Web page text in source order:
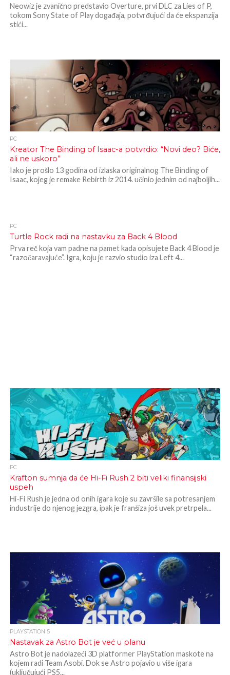
Neowiz je zvanično predstavio Overture, prvi DLC za Lies of P,
tokom Sony State of Play događaja, potvrđujući da će ekspanzija
stići...
PC
Kreator The Binding of Isaac-a potvrdio: “Novi deo? Biće,
ali ne uskoro”
Iako je prošlo 13 godina od izlaska originalnog The Binding of
Isaac, kojeg je remake Rebirth iz 2014. učinio jednim od najboljih...
PC
Turtle Rock radi na nastavku za Back 4 Blood
Prva reč koja vam padne na pamet kada opisujete Back 4 Blood je
“razočaravajuće”. Igra, koju je razvio studio iza Left 4...
PC
Krafton sumnja da će Hi-Fi Rush 2 biti veliki finansijski
uspeh
Hi-Fi Rush je jedna od onih igara koje su završile sa potresanjem
industrije do njenog jezgra, ipak je franšiza još uvek pretrpela...
PLAYSTATION 5
Nastavak za Astro Bot je već u planu
Astro Bot je nadolazeći 3D platformer PlayStation maskote na
kojem radi Team Asobi. Dok se Astro pojavio u više igara
(uključujući PS5...